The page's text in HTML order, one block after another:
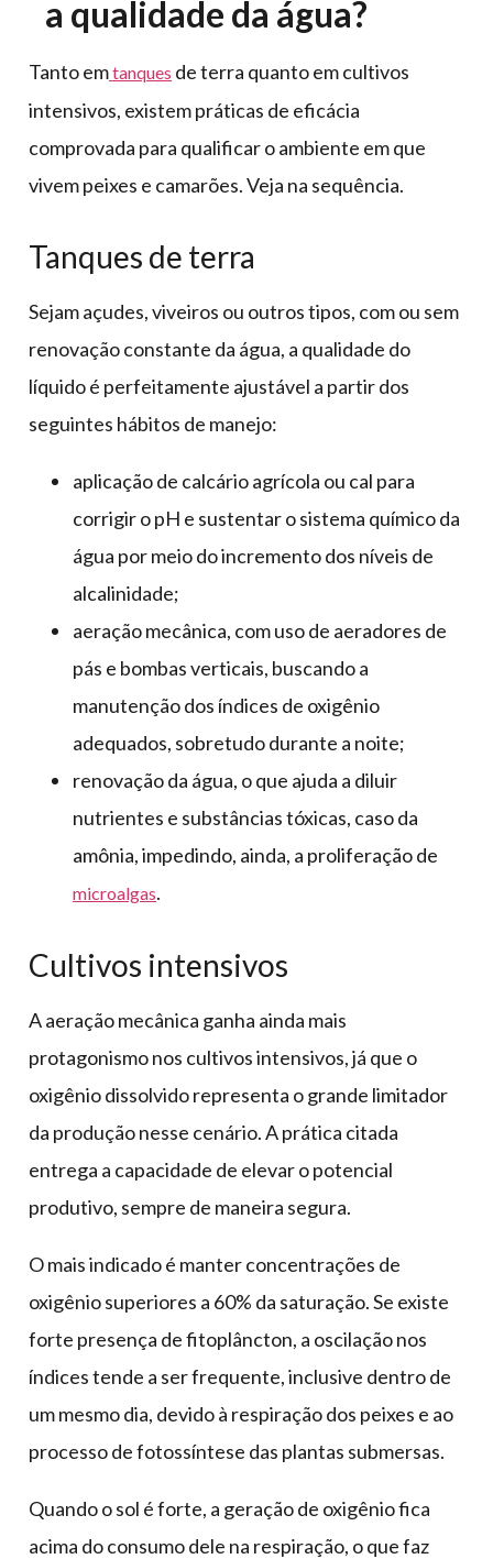
a qualidade da água?
Tanto emtanques de terra quanto em cultivos
intensivos, existem práticas de eficácia
comprovada para qualificar o ambiente em que
vivem peixes e camarões. Veja na sequência.
Tanques de terra
Sejam açudes, viveiros ou outros tipos, com ou sem
renovação constante da água, a qualidade do
líquido é perfeitamente ajustável a partir dos
seguintes hábitos de manejo:
aplicação de calcário agrícola ou cal para
corrigir o pH e sustentar o sistema químico da
água por meio do incremento dos níveis de
alcalinidade;
aeração mecânica, com uso de aeradores de
pás e bombas verticais, buscando a
manutenção dos índices de oxigênio
adequados, sobretudo durante a noite;
renovação da água, o que ajuda a diluir
nutrientes e substâncias tóxicas, caso da
amônia, impedindo, ainda, a proliferação de
microalgas.
Cultivos intensivos
A aeração mecânica ganha ainda mais
protagonismo nos cultivos intensivos, já que o
oxigênio dissolvido representa o grande limitador
da produção nesse cenário. A prática citada
entrega a capacidade de elevar o potencial
produtivo, sempre de maneira segura.
O mais indicado é manter concentrações de
oxigênio superiores a 60% da saturação. Se existe
forte presença de fitoplâncton, a oscilação nos
índices tende a ser frequente, inclusive dentro de
um mesmo dia, devido à respiração dos peixes e ao
processo de fotossíntese das plantas submersas.
Quando o sol é forte, a geração de oxigênio fica
acima do consumo dele na respiração, o que faz